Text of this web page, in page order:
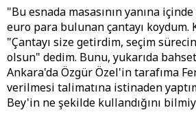
"Bu esnada masasının yanına
euro para bulunan çantayı koydum.
"Çantayı size getirdim, seçim
olsun" dedim. Bunu, yukarıda
Ankara'da Özgür Özel'in tarafıma
verilmesi talimatına istinaden
Bey'in ne şekilde kullandığını